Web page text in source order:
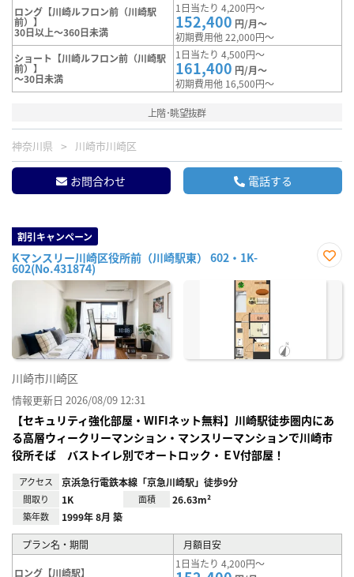
ロング【川崎ルフロン前（川崎駅
前）】
30日以上～360日未満
1日当たり 4,200円～
152,400 円/月～
初期費用他 22,000円～
ショート【川崎ルフロン前（川崎駅
前）】
～30日未満
1日当たり 4,500円～
161,400 円/月～
初期費用他 16,500円～
上階･眺望抜群
神奈川県 川崎市川崎区
お問合わせ 電話する
割引キャンペーン
Kマンスリー川崎区役所前（川崎駅東） 602・1K-
602(No.431874)
に入
川崎市川崎区
情報更新日 2026/08/09 12:31
【セキュリティ強化部屋・WIFIネット無料】川崎駅徒歩圏内にあ
る高層ウィークリーマンション・マンスリーマンションで川崎市
役所そば バストイレ別でオートロック・ＥV付部屋！
アクセス 京浜急行電鉄本線「京急川崎駅」徒歩9分
間取り 1K 面積 26.63m²
築年数 1999年 8月 築
プラン名・期間 月額目安
ロング【川崎駅】
1日当たり 4,200円～